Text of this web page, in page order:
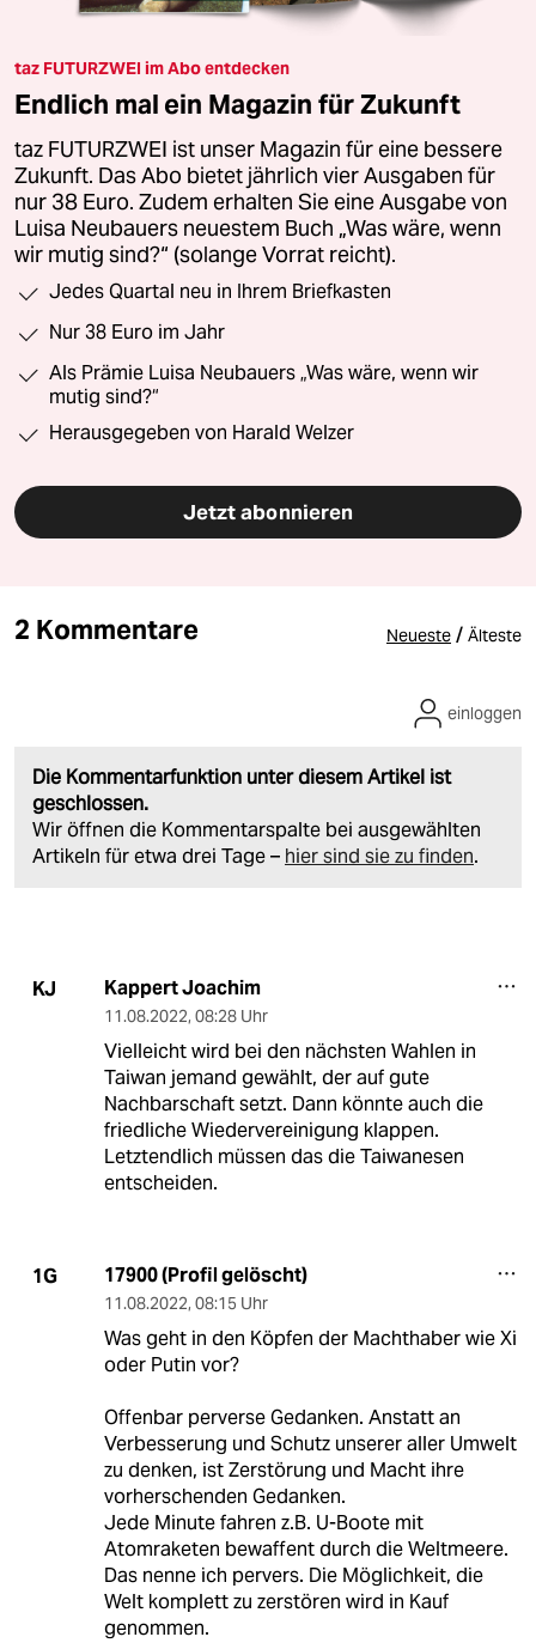
taz FUTURZWEI im Abo entdecken
Endlich mal ein Magazin für Zukunft
taz FUTURZWEI ist unser Magazin für eine bessere
Zukunft. Das Abo bietet jährlich vier Ausgaben für
nur 38 Euro. Zudem erhalten Sie eine Ausgabe von
Luisa Neubauers neuestem Buch „Was wäre, wenn
wir mutig sind?“ (solange Vorrat reicht).
Jedes Quartal neu in Ihrem Briefkasten
Nur 38 Euro im Jahr
Als Prämie Luisa Neubauers „Was wäre, wenn wir
mutig sind?“
Herausgegeben von Harald Welzer
Jetzt abonnieren
2 Kommentare Neueste / Älteste
Die Kommentarfunktion unter diesem Artikel ist
geschlossen.
Wir öffnen die Kommentarspalte bei ausgewählten
Artikeln für etwa drei Tage – hier sind sie zu finden.
einloggen
KJ Kappert Joachim
11.08.2022, 08:28 Uhr
Vielleicht wird bei den nächsten Wahlen in
Taiwan jemand gewählt, der auf gute
Nachbarschaft setzt. Dann könnte auch die
friedliche Wiedervereinigung klappen.
Letztendlich müssen das die Taiwanesen
entscheiden.
1G 17900 (Profil gelöscht)
11.08.2022, 08:15 Uhr
Was geht in den Köpfen der Machthaber wie Xi
oder Putin vor?
Offenbar perverse Gedanken. Anstatt an
Verbesserung und Schutz unserer aller Umwelt
zu denken, ist Zerstörung und Macht ihre
vorherschenden Gedanken.
Jede Minute fahren z.B. U-Boote mit
Atomraketen bewaffent durch die Weltmeere.
Das nenne ich pervers. Die Möglichkeit, die
Welt komplett zu zerstören wird in Kauf
genommen.